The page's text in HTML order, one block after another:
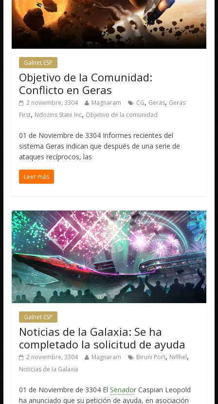
Galnet ESP
Objetivo de la Comunidad:
Conflicto en Geras
2 noviembre, 3304 Magnaram CG, Geras, Geras
First, Ndozins State Inc, Objetivo de la comunidad
01 de Noviembre de 3304 Informes recientes del
sistema Geras indican que después de una serie de
ataques recíprocos, las
Leer más
Galnet ESP
Noticias de la Galaxia: Se ha
completado la solicitud de ayuda
2 noviembre, 3304 Magnaram Biruni Port, Niflhel,
Noticias de la Galaxia
01 de Noviembre de 3304 ElSenador Caspian Leopold
ha anunciado que su petición de ayuda, en asociación